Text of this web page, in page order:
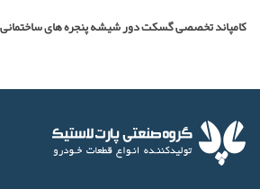
کامپاند تخصصی گسکت دور شیشه پنجره های ساختمانی